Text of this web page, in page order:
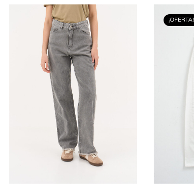
¡OFERTA!